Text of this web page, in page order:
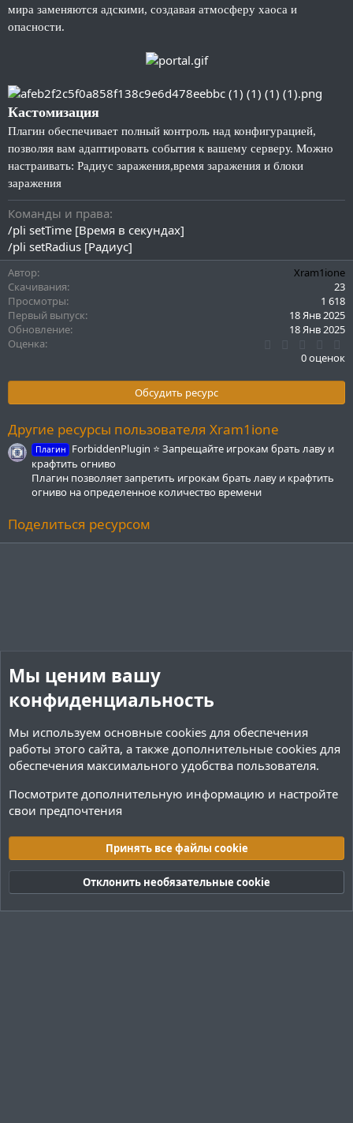
мира заменяются адскими, создавая атмосферу хаоса и
опасности.
Кастомизация
Плагин обеспечивает полный контроль над конфигурацией,
позволяя вам адаптировать события к вашему серверу. Можно
настраивать: Радиус заражения,время заражения и блоки
заражения
Команды и права
/pli setTime [Время в секундах]
/pli setRadius [Радиус]
Автор
Xram1ione
Скачивания
23
Просмотры
1 618
Первый выпуск
18 Янв 2025
Обновление
18 Янв 2025
Оценка
0
0
в
0 оценок
Обсудить ресурс
Другие ресурсы пользователя Xram1ione
Плагин
ForbiddenPlugin ⭐ Запрещайте игрокам брать лаву и
крафтить огниво
Плагин позволяет запретить игрокам брать лаву и крафтить
огниво на определенное количество времени
Поделиться ресурсом
Cookies Тёмная (2020)
Русский (RU)
Обратная связь
Условия и правила
Политика конфиденциальности
Помощь
R
Мы ценим вашу
конфиденциальность
Мы используем основные cookies для обеспечения
работы этого сайта, а также дополнительные cookies для
обеспечения максимального удобства пользователя.
Посмотрите дополнительную информацию и настройте
свои предпочтения
Принять все файлы cookie
Отклонить необязательные cookie